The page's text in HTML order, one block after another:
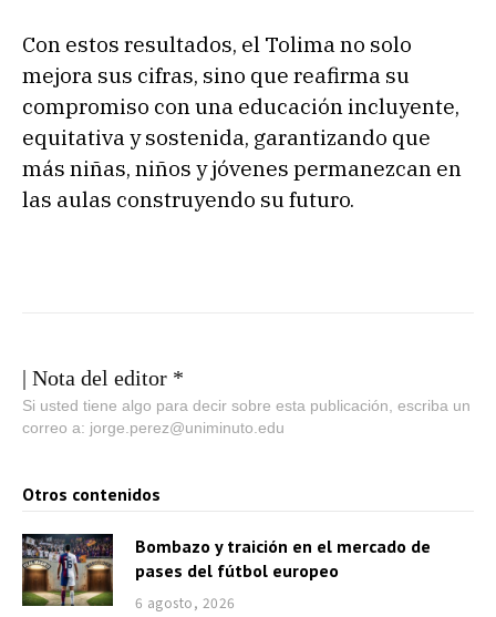
Con estos resultados, el Tolima no solo
mejora sus cifras, sino que reafirma su
compromiso con una educación incluyente,
equitativa y sostenida, garantizando que
más niñas, niños y jóvenes permanezcan en
las aulas construyendo su futuro.
| Nota del editor *
Si usted tiene algo para decir sobre esta publicación, escriba un
correo a: jorge.perez@uniminuto.edu
Otros contenidos
Bombazo y traición en el mercado de
pases del fútbol europeo
6 agosto, 2026